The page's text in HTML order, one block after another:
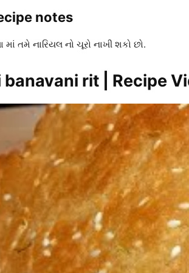
notes
માં તમે નારિયલ નો ચૂરો નાખી શકો છો.
rit | Recipe